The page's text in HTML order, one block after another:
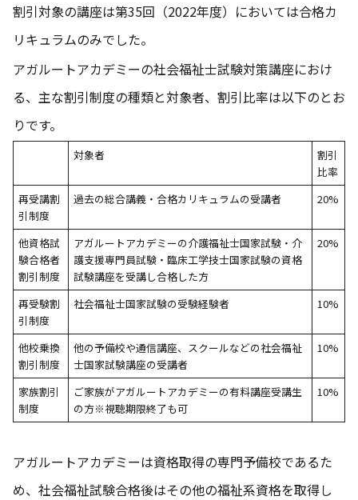
割引対象の講座は第35回（2022年度）においては合格カ
リキュラムのみでした。
アガルートアカデミーの社会福祉士試験対策講座におけ
る、主な割引制度の種類と対象者、割引比率は以下のとお
りです。
対象者
割引
比率
再受講割
引制度
過去の総合講義・合格カリキュラムの受講者 20%
他資格試
験合格者
割引制度
アガルートアカデミーの介護福祉士国家試験・介
護支援専門員試験・臨床工学技士国家試験の資格
試験講座を受講し合格した方
20%
再受験割
引制度
社会福祉士国家試験の受験経験者 10%
他校乗換
割引制度
他の予備校や通信講座、スクールなどの社会福祉
士国家試験講座の受講者
10%
家族割引
制度
ご家族がアガルートアカデミーの有料講座受講生
の方※視聴期限終了も可
10%
アガルートアカデミーは資格取得の専門予備校であるた
め、社会福祉試験合格後はその他の福祉系資格を取得し